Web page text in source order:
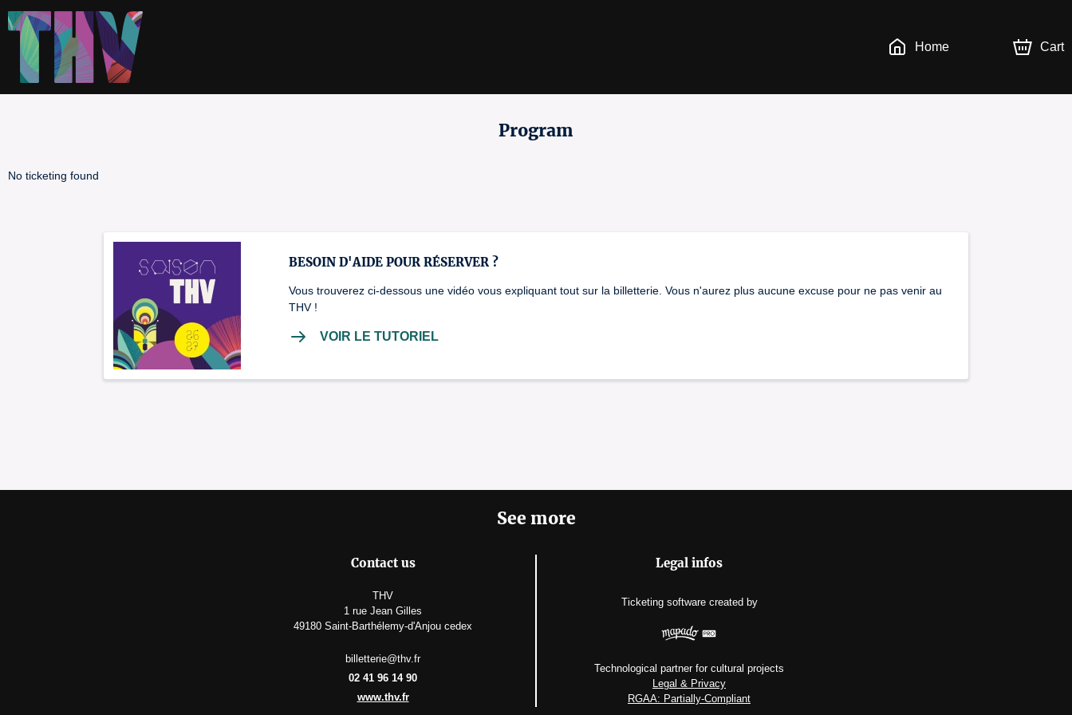
Home Cart
Program
No ticketing found
BESOIN D'AIDE POUR RÉSERVER ?
Vous trouverez ci-dessous une vidéo vous expliquant tout sur la billetterie. Vous n'aurez plus aucune excuse pour ne pas venir au
THV !
VOIR LE TUTORIEL
See more
Contact us
THV
1 rue Jean Gilles
49180 Saint-Barthélemy-d'Anjou cedex
billetterie@thv.fr
02 41 96 14 90
www.thv.fr
Legal infos
Ticketing software created by
Technological partner for cultural projects
Legal & Privacy
RGAA: Partially-Compliant